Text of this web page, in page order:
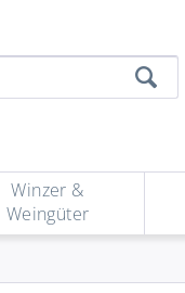
Winzer &
Weingüter